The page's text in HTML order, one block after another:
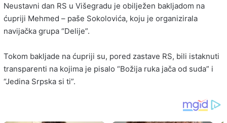
Neustavni dan RS u Višegradu je obilježen bakljadom na
ćupriji Mehmed – paše Sokolovića, koju je organizirala
navijačka grupa “Delije”.
Tokom bakljade na ćupriji su, pored zastave RS, bili istaknuti
transparenti na kojima je pisalo “Božija ruka jača od suda” i
“Jedina Srpska si ti”.